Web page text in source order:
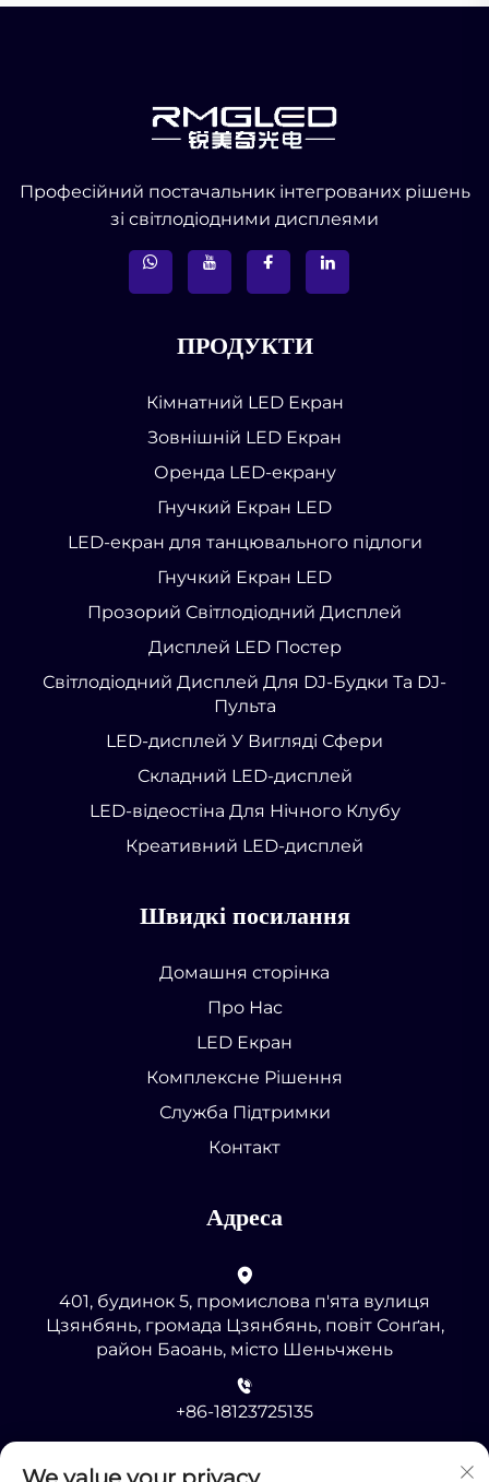
Професійний постачальник інтегрованих рішень
зі світлодіодними дисплеями
ПРОДУКТИ
Кімнатний LED Екран
Зовнішній LED Екран
Оренда LED-екрану
Гнучкий Екран LED
LED-екран для танцювального підлоги
Гнучкий Екран LED
Прозорий Світлодіодний Дисплей
Дисплей LED Постер
Світлодіодний Дисплей Для DJ-Будки Та DJ-
Пульта
LED-дисплей У Вигляді Сфери
Складний LED-дисплей
LED-відеостіна Для Нічного Клубу
Креативний LED-дисплей
Швидкі посилання
Домашня сторінка
Про Нас
LED Екран
Комплексне Рішення
Служба Підтримки
Контакт
Адреса
401, будинок 5, промислова п'ята вулиця
Цзянбянь, громада Цзянбянь, повіт Сонґан,
район Баоань, місто Шеньчжень
+86-18123725135
[email protected]